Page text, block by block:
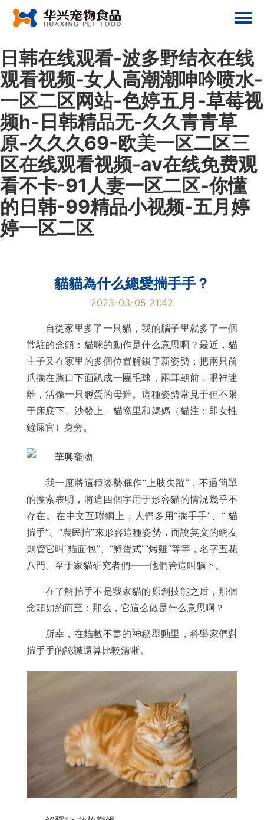
日韩在线观看-波多野结衣在线
观看视频-女人高潮潮呻吟喷水-
一区二区网站-色婷五月-草莓视
频h-日韩精品无-久久青青草
原-久久久69-欧美一区二区三
区在线观看视频-av在线免费观
看不卡-91人妻一区二区-你懂
的日韩-99精品小视频-五月婷
婷一区二区
貓貓為什么總愛揣手手？
2023-03-05 21:42
自從家里多了一只貓，我的腦子里就多了一個
常駐的念頭：貓咪的動作是什么意思啊？最近，貓
主子又在家里的多個位置解鎖了新姿勢：把兩只前
爪揣在胸口下面趴成一團毛球，兩耳朝前，眼神迷
離，活像一只孵蛋的母雞。這種姿勢常見于但不限
于床底下、沙發上、貓窩里和媽媽（貓注：即女性
鏟屎官）身旁。
我一度將這種姿勢稱作“上肢失蹤”，不過簡單
的搜索表明，將這四個字用于形容貓的情況幾乎不
存在。在中文互聯網上，人們多用“揣手手”、“ 貓
揣手”、“農民揣”來形容這種姿勢，而說英文的網友
則管它叫“貓面包”、“孵蛋式”“烤雞”等等，名字五花
八門。至于家貓研究者們——他們管這叫躺下。
在了解揣手不是我家貓的原創技能之后，那個
念頭如約而至：那么，它這么做是什么意思啊？
所幸，在貓數不盡的神秘舉動里，科學家們對
揣手手的認識還算比較清晰。